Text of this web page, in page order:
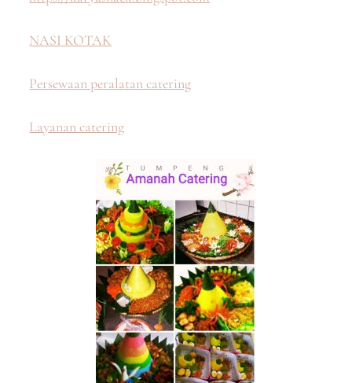
NASI KOTAK
Persewaan peralatan catering
Layanan catering